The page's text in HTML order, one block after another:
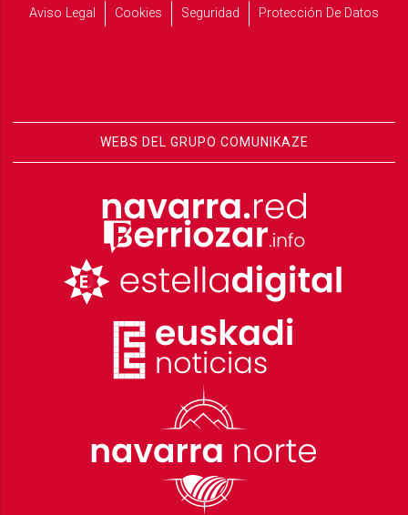
Aviso Legal
Cookies Seguridad Protección De Datos
WEBS DEL GRUPO COMUNIKAZE